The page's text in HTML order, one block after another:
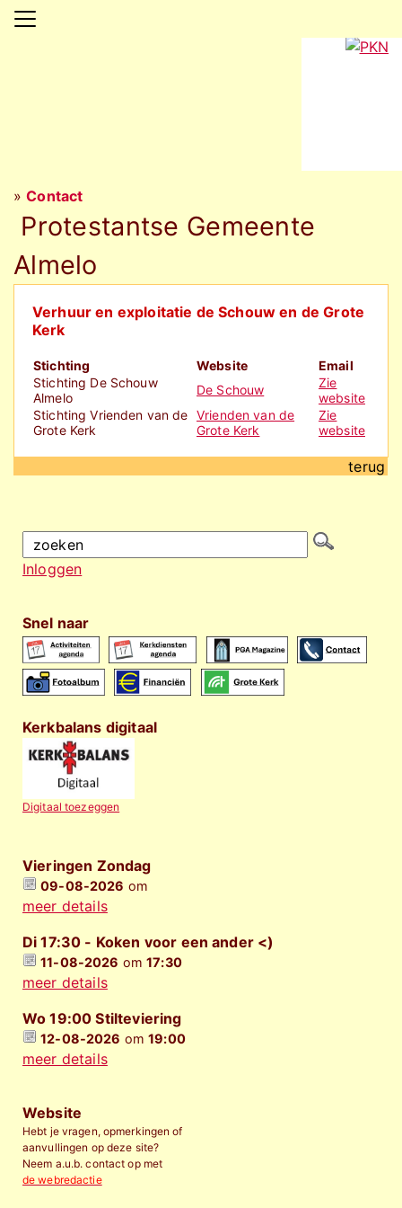
»Contact
Protestantse Gemeente
Almelo
Verhuur en exploitatie de Schouw en de Grote
Kerk
Stichting Website
Email
Stichting De Schouw
Almelo
De Schouw
Zie
website
Stichting Vrienden van de
Grote Kerk
Vrienden van de
Grote Kerk
Zie
website
terug
Inloggen
Snel naar
Kerkbalans digitaal
Digitaal toezeggen
Vieringen Zondag
09-08-2026 om
meer details
Di 17:30 - Koken voor een ander <)
11-08-2026 om17:30
meer details
Wo 19:00 Stilteviering
12-08-2026 om19:00
meer details
Website
Hebt je vragen, opmerkingen of
aanvullingen op deze site?
Neem a.u.b. contact op met
de webredactie